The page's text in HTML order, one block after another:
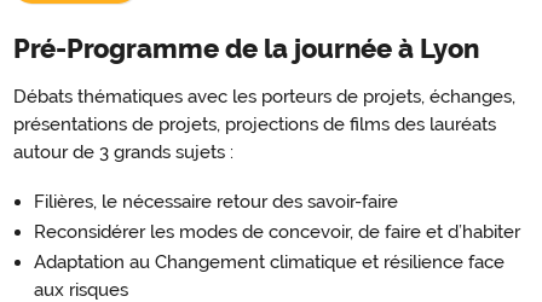
Pré-Programme de la journée à Lyon
Débats thématiques avec les porteurs de projets, échanges,
présentations de projets, projections de films des lauréats
autour de 3 grands sujets :
Filières, le nécessaire retour des savoir-faire
Reconsidérer les modes de concevoir, de faire et d’habiter
Adaptation au Changement climatique et résilience face
aux risques